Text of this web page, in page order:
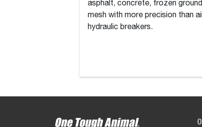
asphalt, concrete, frozen
mesh with more precision than
hydraulic breakers.